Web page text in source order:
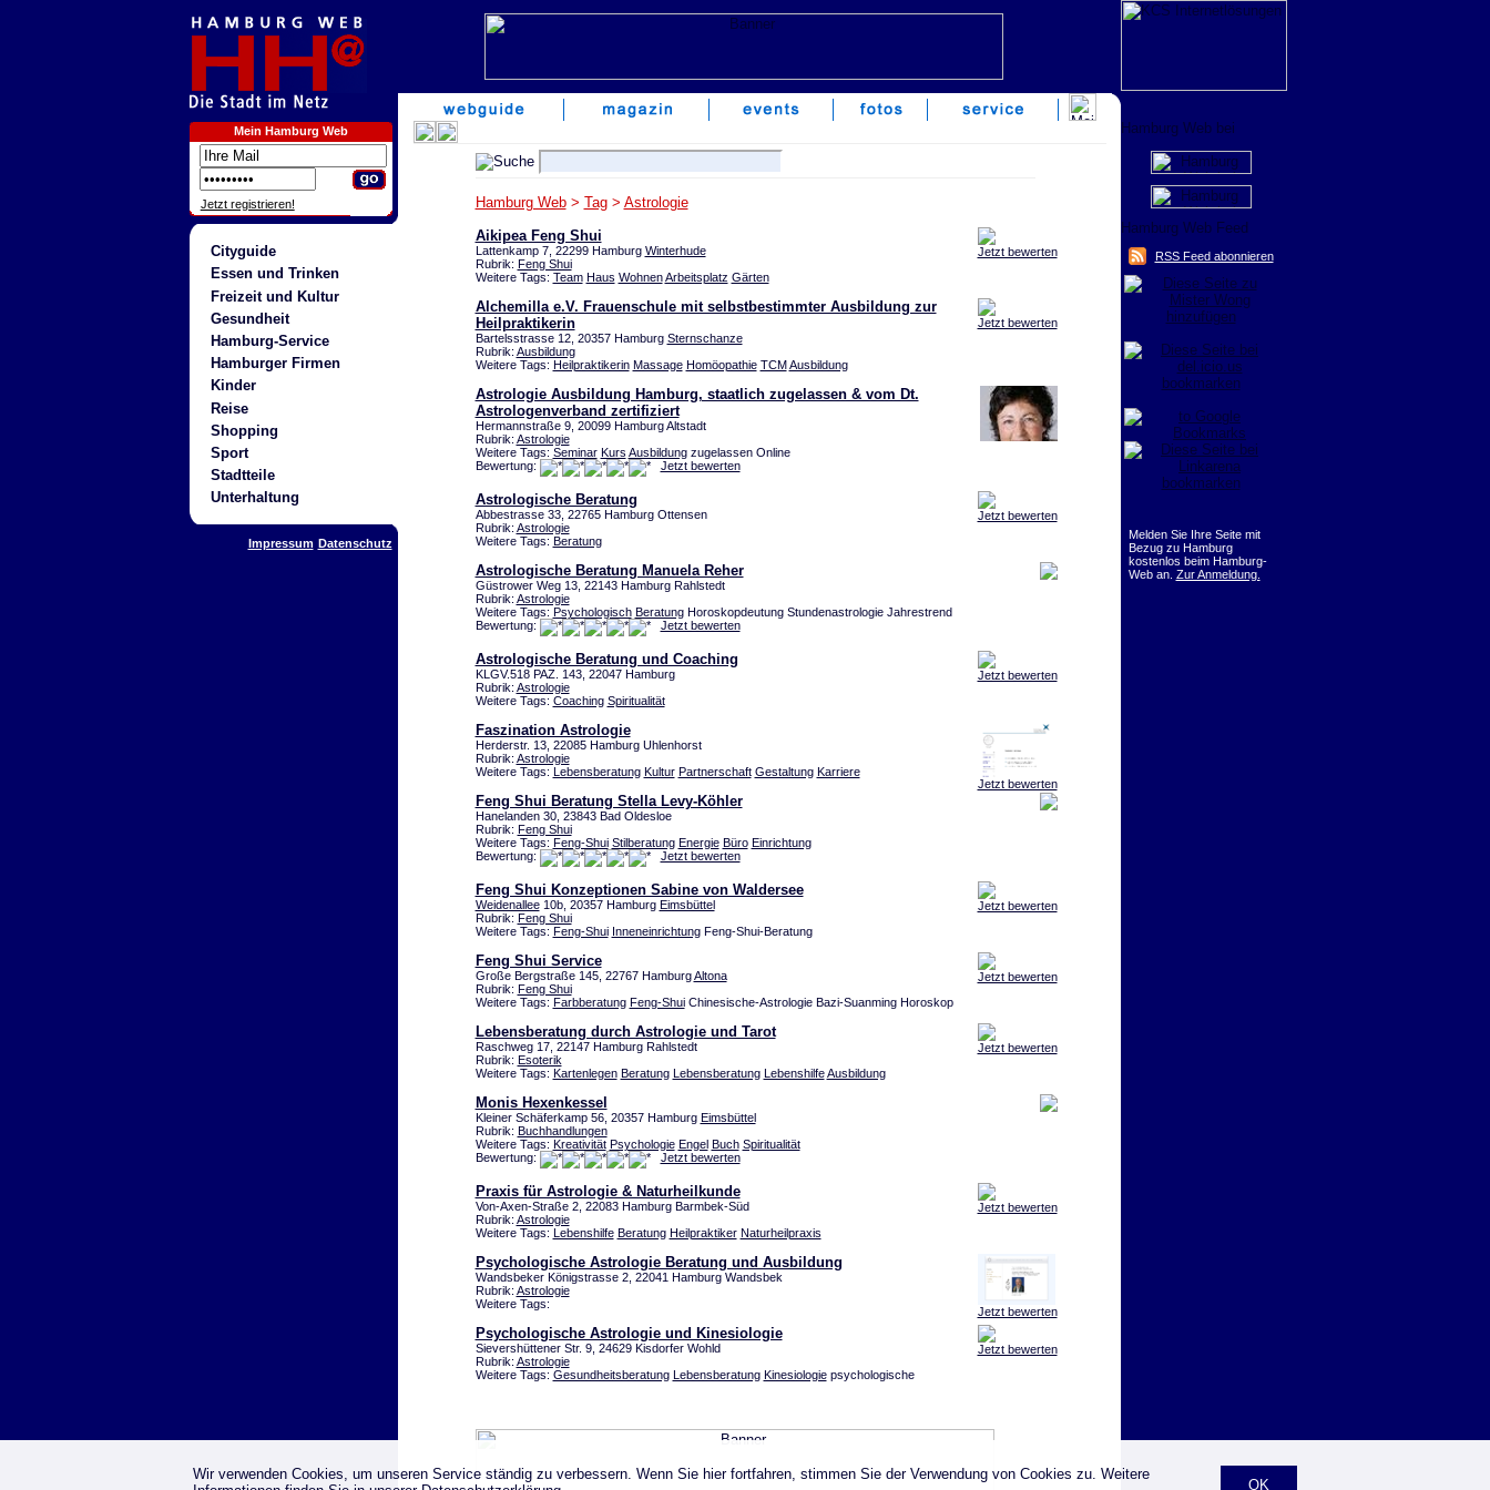
OK
Wir verwenden Cookies, um unseren Service ständig zu verbessern. Wenn Sie hier fortfahren, stimmen Sie der Verwendung von Cookies zu. Weitere
Mein Hamburg Web
Jetzt registrieren!
Cityguide
Essen und Trinken
Freizeit und Kultur
Gesundheit
Hamburg-Service
Hamburger Firmen
Kinder
Reise
Shopping
Sport
Stadtteile
Unterhaltung
Impressum Datenschutz
Hamburg Web> Tag> Astrologie
Jetzt bewerten
Aikipea Feng Shui
Lattenkamp 7, 22299 Hamburg Winterhude
Rubrik: Feng Shui
Weitere Tags: Team Haus Wohnen Arbeitsplatz Gärten
Jetzt bewerten
Alchemilla e.V. Frauenschule mit selbstbestimmter Ausbildung zur
Heilpraktikerin
Bartelsstrasse 12, 20357 Hamburg Sternschanze
Rubrik: Ausbildung
Weitere Tags: Heilpraktikerin Massage Homöopathie TCM Ausbildung
Astrologie Ausbildung Hamburg, staatlich zugelassen & vom Dt.
Astrologenverband zertifiziert
Hermannstraße 9, 20099 Hamburg Altstadt
Rubrik: Astrologie
Weitere Tags: Seminar Kurs Ausbildungzugelassen Online
Bewertung:
Jetzt bewerten
Jetzt bewerten
Astrologische Beratung
Abbestrasse 33, 22765 Hamburg Ottensen
Rubrik: Astrologie
Weitere Tags: Beratung
Astrologische Beratung Manuela Reher
Güstrower Weg 13, 22143 Hamburg Rahlstedt
Rubrik: Astrologie
Weitere Tags: Psychologisch BeratungHoroskopdeutung Stundenastrologie Jahrestrend
Bewertung:
Jetzt bewerten
Jetzt bewerten
Astrologische Beratung und Coaching
KLGV.518 PAZ. 143, 22047 Hamburg
Rubrik: Astrologie
Weitere Tags: Coaching Spiritualität
Jetzt bewerten
Faszination Astrologie
Herderstr. 13, 22085 Hamburg Uhlenhorst
Rubrik: Astrologie
Weitere Tags: Lebensberatung Kultur Partnerschaft Gestaltung Karriere
Feng Shui Beratung Stella Levy-Köhler
Hanelanden 30, 23843 Bad Oldesloe
Rubrik: Feng Shui
Weitere Tags: Feng-Shui Stilberatung Energie Büro Einrichtung
Bewertung:
Jetzt bewerten
Jetzt bewerten
Feng Shui Konzeptionen Sabine von Waldersee
Weidenallee10b, 20357 Hamburg Eimsbüttel
Rubrik: Feng Shui
Weitere Tags: Feng-Shui InneneinrichtungFeng-Shui-Beratung
Jetzt bewerten
Feng Shui Service
Große Bergstraße 145, 22767 HamburgAltona
Rubrik: Feng Shui
Weitere Tags: Farbberatung Feng-ShuiChinesische-Astrologie Bazi-Suanming Horoskop
Jetzt bewerten
Lebensberatung durch Astrologie und Tarot
Raschweg 17, 22147 Hamburg Rahlstedt
Rubrik: Esoterik
Weitere Tags: Kartenlegen Beratung Lebensberatung Lebenshilfe Ausbildung
Monis Hexenkessel
Kleiner Schäferkamp 56, 20357 Hamburg Eimsbüttel
Rubrik: Buchhandlungen
Weitere Tags: Kreativität Psychologie Engel Buch Spiritualität
Bewertung:
Jetzt bewerten
Jetzt bewerten
Praxis für Astrologie & Naturheilkunde
Von-Axen-Straße 2, 22083 Hamburg Barmbek-Süd
Rubrik: Astrologie
Weitere Tags: Lebenshilfe Beratung Heilpraktiker Naturheilpraxis
Jetzt bewerten
Psychologische Astrologie Beratung und Ausbildung
Wandsbeker Königstrasse 2, 22041 Hamburg Wandsbek
Rubrik: Astrologie
Weitere Tags:
Jetzt bewerten
Psychologische Astrologie und Kinesiologie
Sievershüttener Str. 9, 24629 Kisdorfer Wohld
Rubrik: Astrologie
Weitere Tags: Gesundheitsberatung Lebensberatung Kinesiologiepsychologische
RSS Feed abonnieren
Melden Sie Ihre Seite mit
Bezug zu Hamburg
kostenlos beim Hamburg-
Web an. Zur Anmeldung.